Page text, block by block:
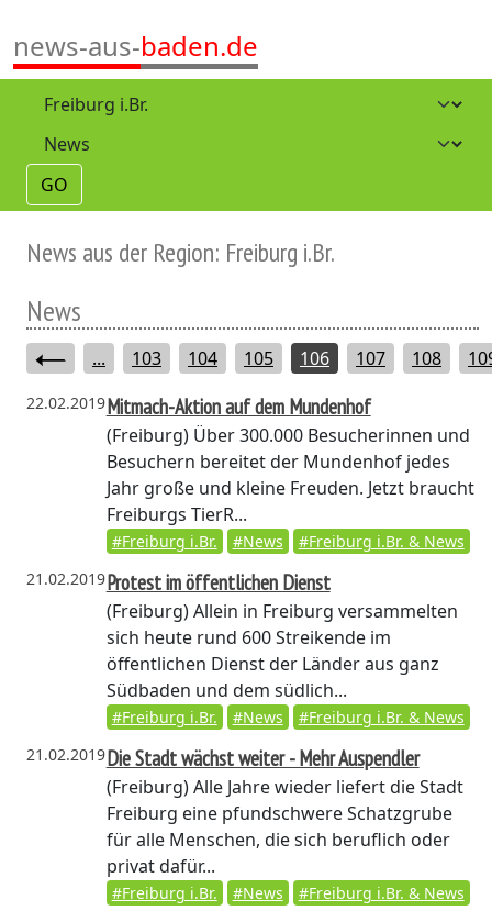
news-aus-baden.de
GO
News aus der Region: Freiburg i.Br.
News
... 103 104 105 106 107 108
22.02.2019Mitmach-Aktion auf dem Mundenhof
(Freiburg)Über 300.000 Besucherinnen und
Besuchern bereitet der Mundenhof jedes
Jahr große und kleine Freuden. Jetzt braucht
Freiburgs TierR...
#Freiburg i.Br. #News
#Freiburg i.Br. & News
21.02.2019Protest im öffentlichen Dienst
(Freiburg)Allein in Freiburg versammelten
sich heute rund 600 Streikende im
öffentlichen Dienst der Länder aus ganz
Südbaden und dem südlich...
#Freiburg i.Br. #News
#Freiburg i.Br. & News
21.02.2019Die Stadt wächst weiter - Mehr Auspendler
(Freiburg)Alle Jahre wieder liefert die Stadt
Freiburg eine pfundschwere Schatzgrube
für alle Menschen, die sich beruflich oder
privat dafür...
#Freiburg i.Br. #News
#Freiburg i.Br. & News